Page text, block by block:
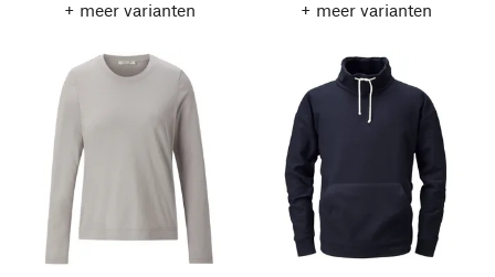
+ meer varianten
+ meer varianten